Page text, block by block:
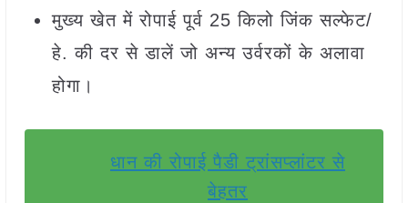
मुख्य खेत में रोपाई पूर्व 25 किलो जिंक सल्फेट/
हे. की दर से डालें जो अन्य उर्वरकों के अलावा
होगा।
धान की रोपाई पैडी ट्रांसप्लांटर से
बेहतर